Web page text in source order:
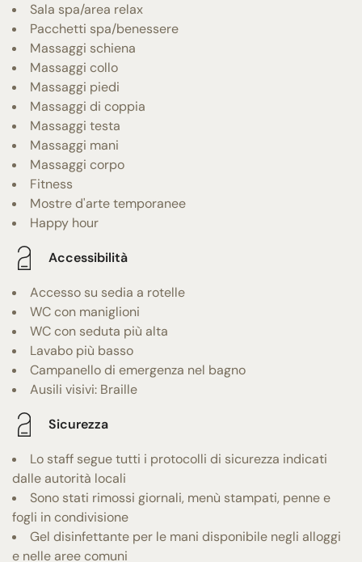
Sala spa/area relax
Pacchetti spa/benessere
Massaggi schiena
Massaggi collo
Massaggi piedi
Massaggi di coppia
Massaggi testa
Massaggi mani
Massaggi corpo
Fitness
Mostre d'arte temporanee
Happy hour
Accessibilità
Accesso su sedia a rotelle
WC con maniglioni
WC con seduta più alta
Lavabo più basso
Campanello di emergenza nel bagno
Ausili visivi: Braille
Sicurezza
Lo staff segue tutti i protocolli di sicurezza indicati
dalle autorità locali
Sono stati rimossi giornali, menù stampati, penne e
fogli in condivisione
Gel disinfettante per le mani disponibile negli alloggi
e nelle aree comuni